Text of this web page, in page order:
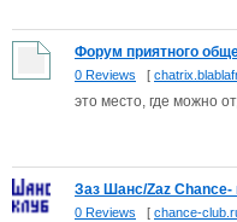
Форум приятного
0 Reviews [
это место, где можно
Заз Шанс/Zaz Chance-
0 Reviews [ chance-